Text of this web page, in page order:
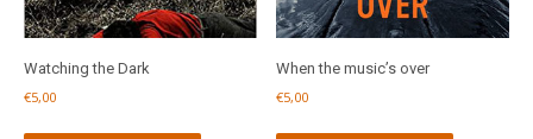
Watching the Dark
€5,00
When the music’s over
€5,00